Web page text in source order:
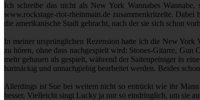
Ich schreibe das nicht als New York Wannabes
www.rockstage-riot-rheinmain.de zusammenkritzelte.
die amerikanische Stadt gebracht, nach der sie sich schon
In meiner ursprünglichen Rezension hatte ich die New York
zu hören, ohne dass nachgespielt wird: Stones-Gitarre,
mehr gehauen als gespielt, während der Saitenpeiniger in
hartnäckig und unnachgiebig bearbeitet werden. Beides
Allerdings ist Sue bei weitem nicht so entrückt wie ihr
besser. Vielleicht singt Lucky ja nur so eindringlich, um sie